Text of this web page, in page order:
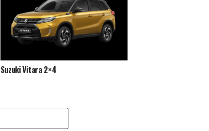
Suzuki Vitara 2×4